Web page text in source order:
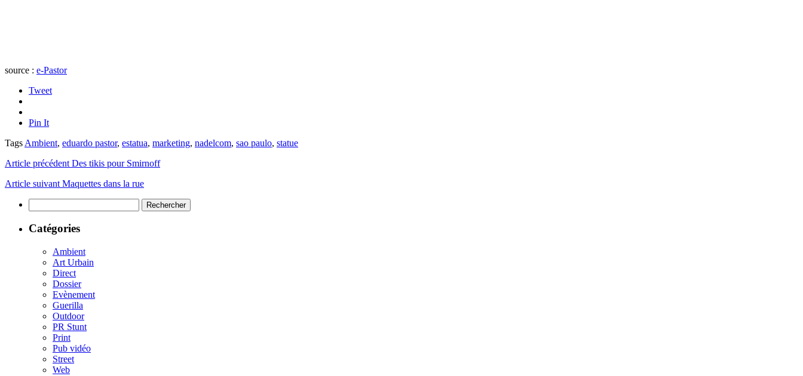
source : e-Pastor
Tweet
Pin It
Tags Ambient, eduardo pastor, estatua, marketing, nadelcom, sao paulo, statue
Article précédent Des tikis pour Smirnoff
Article suivant Maquettes dans la rue
Catégories
Ambient
Art Urbain
Direct
Dossier
Evènement
Guerilla
Outdoor
PR Stunt
Print
Pub vidéo
Street
Web